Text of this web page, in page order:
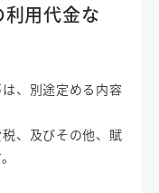
用代金な
、別途定める内容
、及びその他、賦